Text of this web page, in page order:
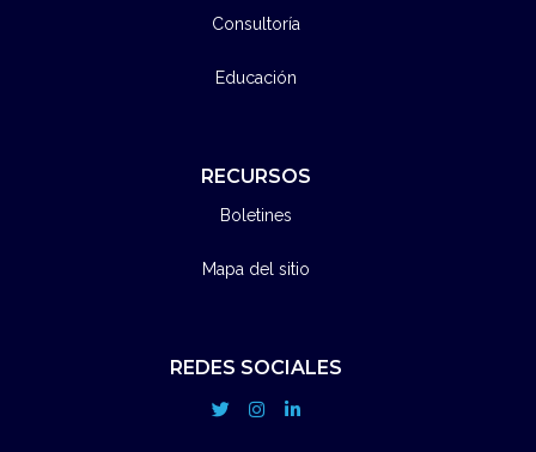
Consultoría
Educación
RECURSOS
Boletines
Mapa del sitio
REDES SOCIALES